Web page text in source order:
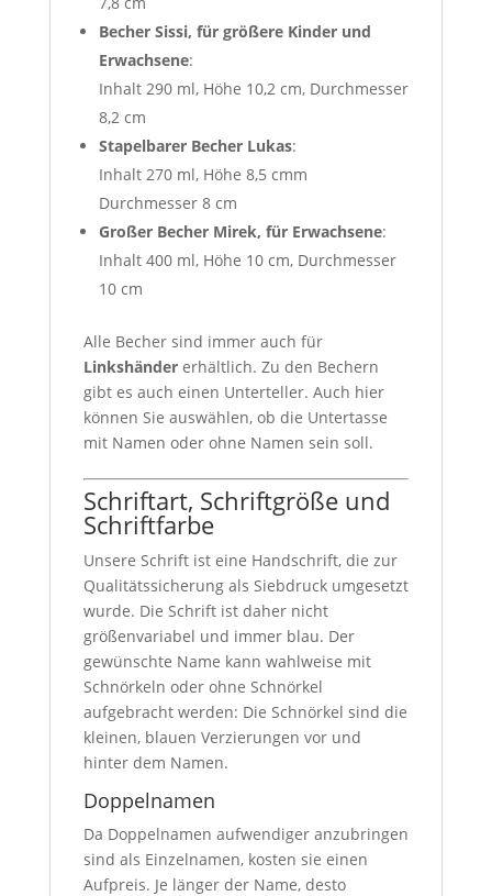
Becher Sissi, für größere Kinder und
Erwachsene:
Inhalt 290 ml, Höhe 10,2 cm, Durchmesser
8,2 cm
Stapelbarer Becher Lukas:
Inhalt 270 ml, Höhe 8,5 cmm
Durchmesser 8 cm
Großer Becher Mirek, für Erwachsene:
Inhalt 400 ml, Höhe 10 cm, Durchmesser
10 cm
Alle Becher sind immer auch für
Linkshändererhältlich. Zu den Bechern
gibt es auch einen Unterteller. Auch hier
können Sie auswählen, ob die Untertasse
mit Namen oder ohne Namen sein soll.
Schriftart, Schriftgröße und
Schriftfarbe
Unsere Schrift ist eine Handschrift, die zur
Qualitätssicherung als Siebdruck umgesetzt
wurde. Die Schrift ist daher nicht
größenvariabel und immer blau. Der
gewünschte Name kann wahlweise mit
Schnörkeln oder ohne Schnörkel
aufgebracht werden: Die Schnörkel sind die
kleinen, blauen Verzierungen vor und
hinter dem Namen.
Doppelnamen
Da Doppelnamen aufwendiger anzubringen
sind als Einzelnamen, kosten sie einen
Aufpreis. Je länger der Name, desto